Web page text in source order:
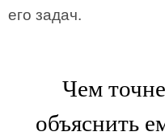
его задач.
Чем
объяснить